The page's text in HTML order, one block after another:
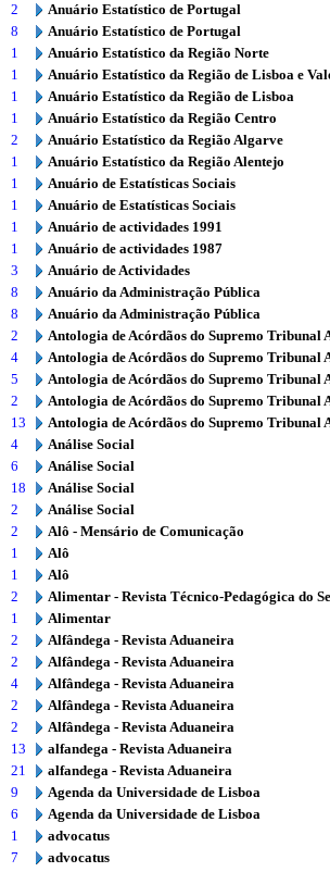
2
Anuário Estatístico de Portugal
8
Anuário Estatístico de Portugal
1
Anuário Estatístico da Região Norte
1
Anuário Estatístico da Região de Lisboa e
1
Anuário Estatístico da Região de Lisboa
1
Anuário Estatístico da Região Centro
2
Anuário Estatístico da Região Algarve
1
Anuário Estatístico da Região Alentejo
1
Anuário de Estatísticas Sociais
1
Anuário de Estatísticas Sociais
1
Anuário de actividades 1991
1
Anuário de actividades 1987
3
Anuário de Actividades
8
Anuário da Administração Pública
8
Anuário da Administração Pública
2
Antologia de Acórdãos do Supremo
4
Antologia de Acórdãos do Supremo
5
Antologia de Acórdãos do Supremo
2
Antologia de Acórdãos do Supremo
13
Antologia de Acórdãos do Supremo
4
Análise Social
6
Análise Social
18
Análise Social
2
Análise Social
2
Alô - Mensário de Comunicação
1
Alô
1
Alô
2
Alimentar - Revista Técnico-Pedagógica do
1
Alimentar
2
Alfândega - Revista Aduaneira
2
Alfândega - Revista Aduaneira
4
Alfândega - Revista Aduaneira
2
Alfândega - Revista Aduaneira
2
Alfândega - Revista Aduaneira
13
alfandega - Revista Aduaneira
21
alfandega - Revista Aduaneira
9
Agenda da Universidade de Lisboa
6
Agenda da Universidade de Lisboa
1
advocatus
7
advocatus